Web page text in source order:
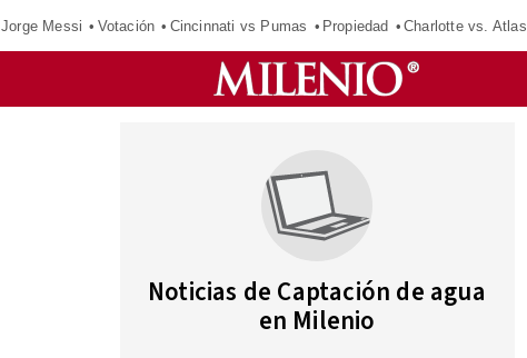
Jorge Messi Votación Cincinnati vs Pumas Propiedad Charlotte vs. Atlas
Noticias de Captación de agua
en Milenio